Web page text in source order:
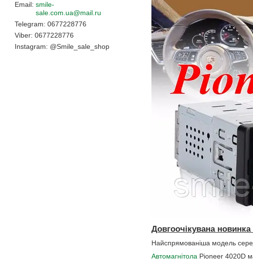
smile-
sale.com.ua@mail.ru
0677228776
0677228776
Instagram
@Smile_sale_shop
Довгоочікувана новинка
Найспрямованіша модель
Автомагнітола Pioneer 4020D